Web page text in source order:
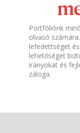
Portfóliónk
olvasó
lefedettséget
lehetőséget
irányokat és
záloga.